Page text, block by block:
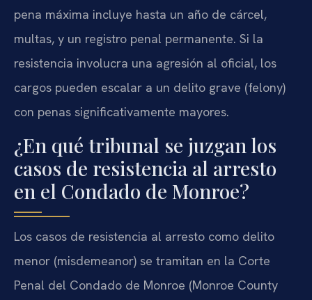
pena máxima incluye hasta un año de cárcel,
multas, y un registro penal permanente. Si la
resistencia involucra una agresión al oficial, los
cargos pueden escalar a un delito grave (felony)
con penas significativamente mayores.
¿En qué tribunal se juzgan los
casos de resistencia al arresto
en el Condado de Monroe?
Los casos de resistencia al arresto como delito
menor (misdemeanor) se tramitan en la Corte
Penal del Condado de Monroe (Monroe County